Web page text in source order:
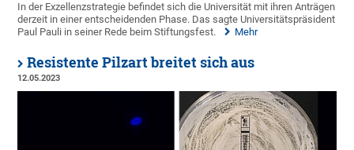
In der Exzellenzstrategie befindet sich die Universität mit ihren Anträgen
derzeit in einer entscheidenden Phase. Das sagte Universitätspräsident
Paul Pauli in seiner Rede beim Stiftungsfest.
Mehr
Resistente Pilzart breitet sich aus
12.05.2023